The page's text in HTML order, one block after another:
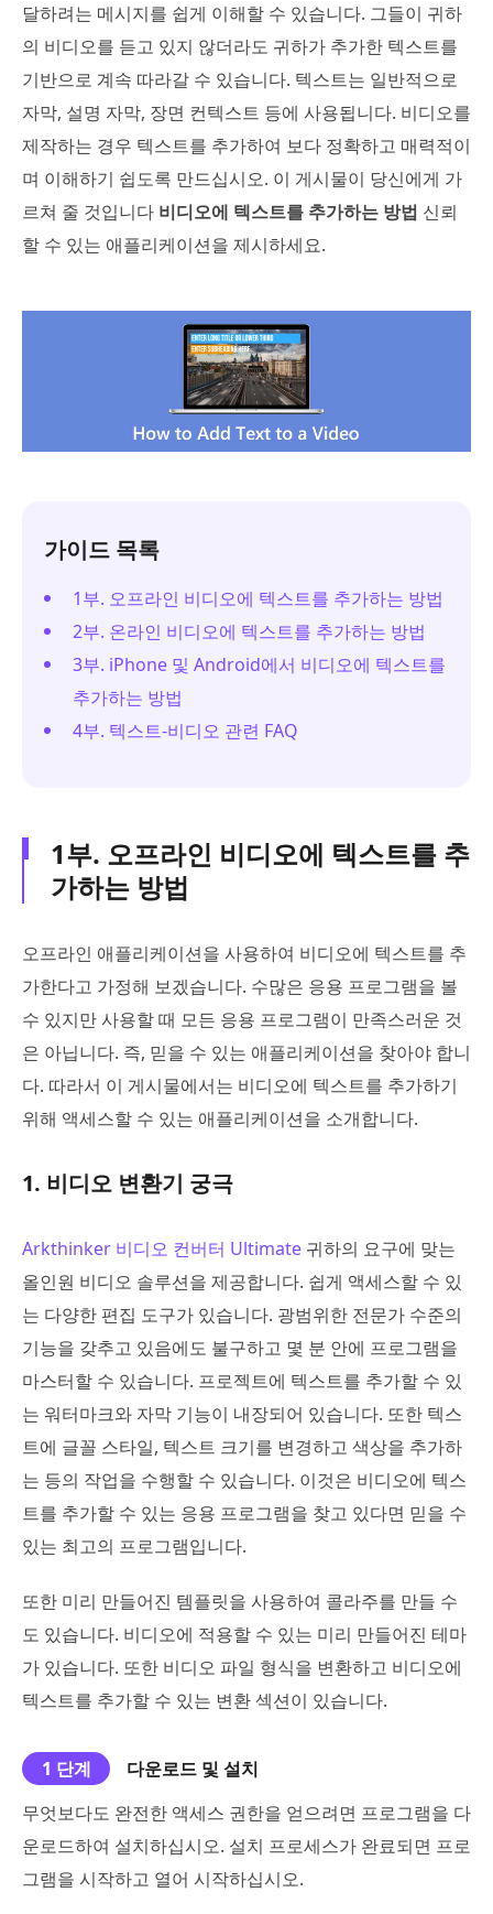
달하려는 메시지를 쉽게 이해할 수 있습니다. 그들이 귀하
의 비디오를 듣고 있지 않더라도 귀하가 추가한 텍스트를
기반으로 계속 따라갈 수 있습니다. 텍스트는 일반적으로
자막, 설명 자막, 장면 컨텍스트 등에 사용됩니다. 비디오를
제작하는 경우 텍스트를 추가하여 보다 정확하고 매력적이
며 이해하기 쉽도록 만드십시오. 이 게시물이 당신에게 가
르쳐 줄 것입니다 비디오에 텍스트를 추가하는 방법 신뢰
할 수 있는 애플리케이션을 제시하세요.
가이드 목록
1부. 오프라인 비디오에 텍스트를 추가하는 방법
2부. 온라인 비디오에 텍스트를 추가하는 방법
3부. iPhone 및 Android에서 비디오에 텍스트를
추가하는 방법
4부. 텍스트-비디오 관련 FAQ
1부. 오프라인 비디오에 텍스트를 추
가하는 방법
오프라인 애플리케이션을 사용하여 비디오에 텍스트를 추
가한다고 가정해 보겠습니다. 수많은 응용 프로그램을 볼
수 있지만 사용할 때 모든 응용 프로그램이 만족스러운 것
은 아닙니다. 즉, 믿을 수 있는 애플리케이션을 찾아야 합니
다. 따라서 이 게시물에서는 비디오에 텍스트를 추가하기
위해 액세스할 수 있는 애플리케이션을 소개합니다.
1. 비디오 변환기 궁극
Arkthinker 비디오 컨버터 Ultimate 귀하의 요구에 맞는
올인원 비디오 솔루션을 제공합니다. 쉽게 액세스할 수 있
는 다양한 편집 도구가 있습니다. 광범위한 전문가 수준의
기능을 갖추고 있음에도 불구하고 몇 분 안에 프로그램을
마스터할 수 있습니다. 프로젝트에 텍스트를 추가할 수 있
는 워터마크와 자막 기능이 내장되어 있습니다. 또한 텍스
트에 글꼴 스타일, 텍스트 크기를 변경하고 색상을 추가하
는 등의 작업을 수행할 수 있습니다. 이것은 비디오에 텍스
트를 추가할 수 있는 응용 프로그램을 찾고 있다면 믿을 수
있는 최고의 프로그램입니다.
또한 미리 만들어진 템플릿을 사용하여 콜라주를 만들 수
도 있습니다. 비디오에 적용할 수 있는 미리 만들어진 테마
가 있습니다. 또한 비디오 파일 형식을 변환하고 비디오에
텍스트를 추가할 수 있는 변환 섹션이 있습니다.
1 단계
다운로드 및 설치
무엇보다도 완전한 액세스 권한을 얻으려면 프로그램을 다
운로드하여 설치하십시오. 설치 프로세스가 완료되면 프로
그램을 시작하고 열어 시작하십시오.